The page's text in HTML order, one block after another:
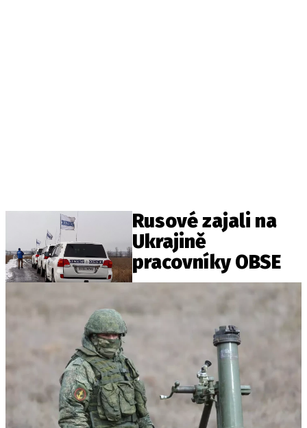
Rusové zajali na
Ukrajině
pracovníky OBSE